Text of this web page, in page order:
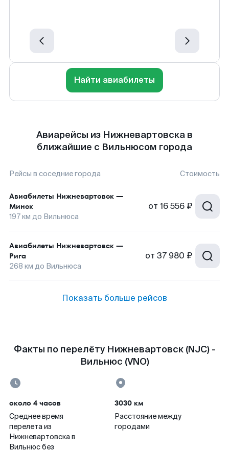
Найти авиабилеты
Авиарейсы из Нижневартовска в
ближайшие с Вильнюсом города
Рейсы в соседние города Стоимость
Авиабилеты Нижневартовск —
Минск
197км до Вильнюса
от 16 556 ₽
Авиабилеты Нижневартовск —
Рига
268 км до Вильнюса
от 37 980 ₽
Показать больше рейсов
Факты по перелёту Нижневартовск (NJC) -
Вильнюс (VNO)
около 4 часов
Среднее время
перелета из
Нижневартовска в
Вильнюс без
3030 км
Расстояние между
городами